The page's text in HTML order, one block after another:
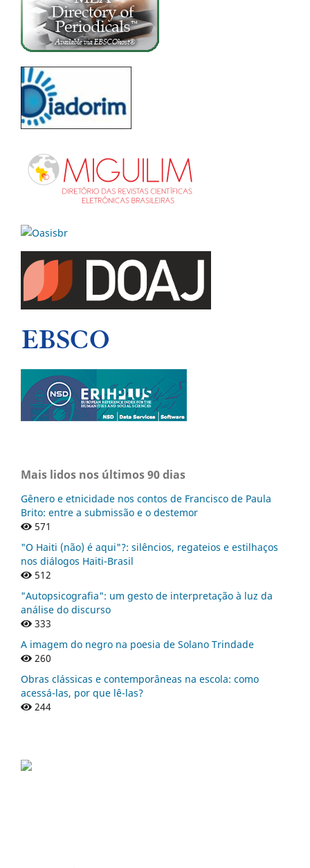
Mais lidos nos últimos 90 dias
Gênero e etnicidade nos contos de Francisco de Paula
Brito: entre a submissão e o destemor
571
"O Haiti (não) é aqui"?: silêncios, regateios e estilhaços
nos diálogos Haiti-Brasil
512
"Autopsicografia": um gesto de interpretação à luz da
análise do discurso
333
A imagem do negro na poesia de Solano Trindade
260
Obras clássicas e contemporâneas na escola: como
acessá-las, por que lê-las?
244